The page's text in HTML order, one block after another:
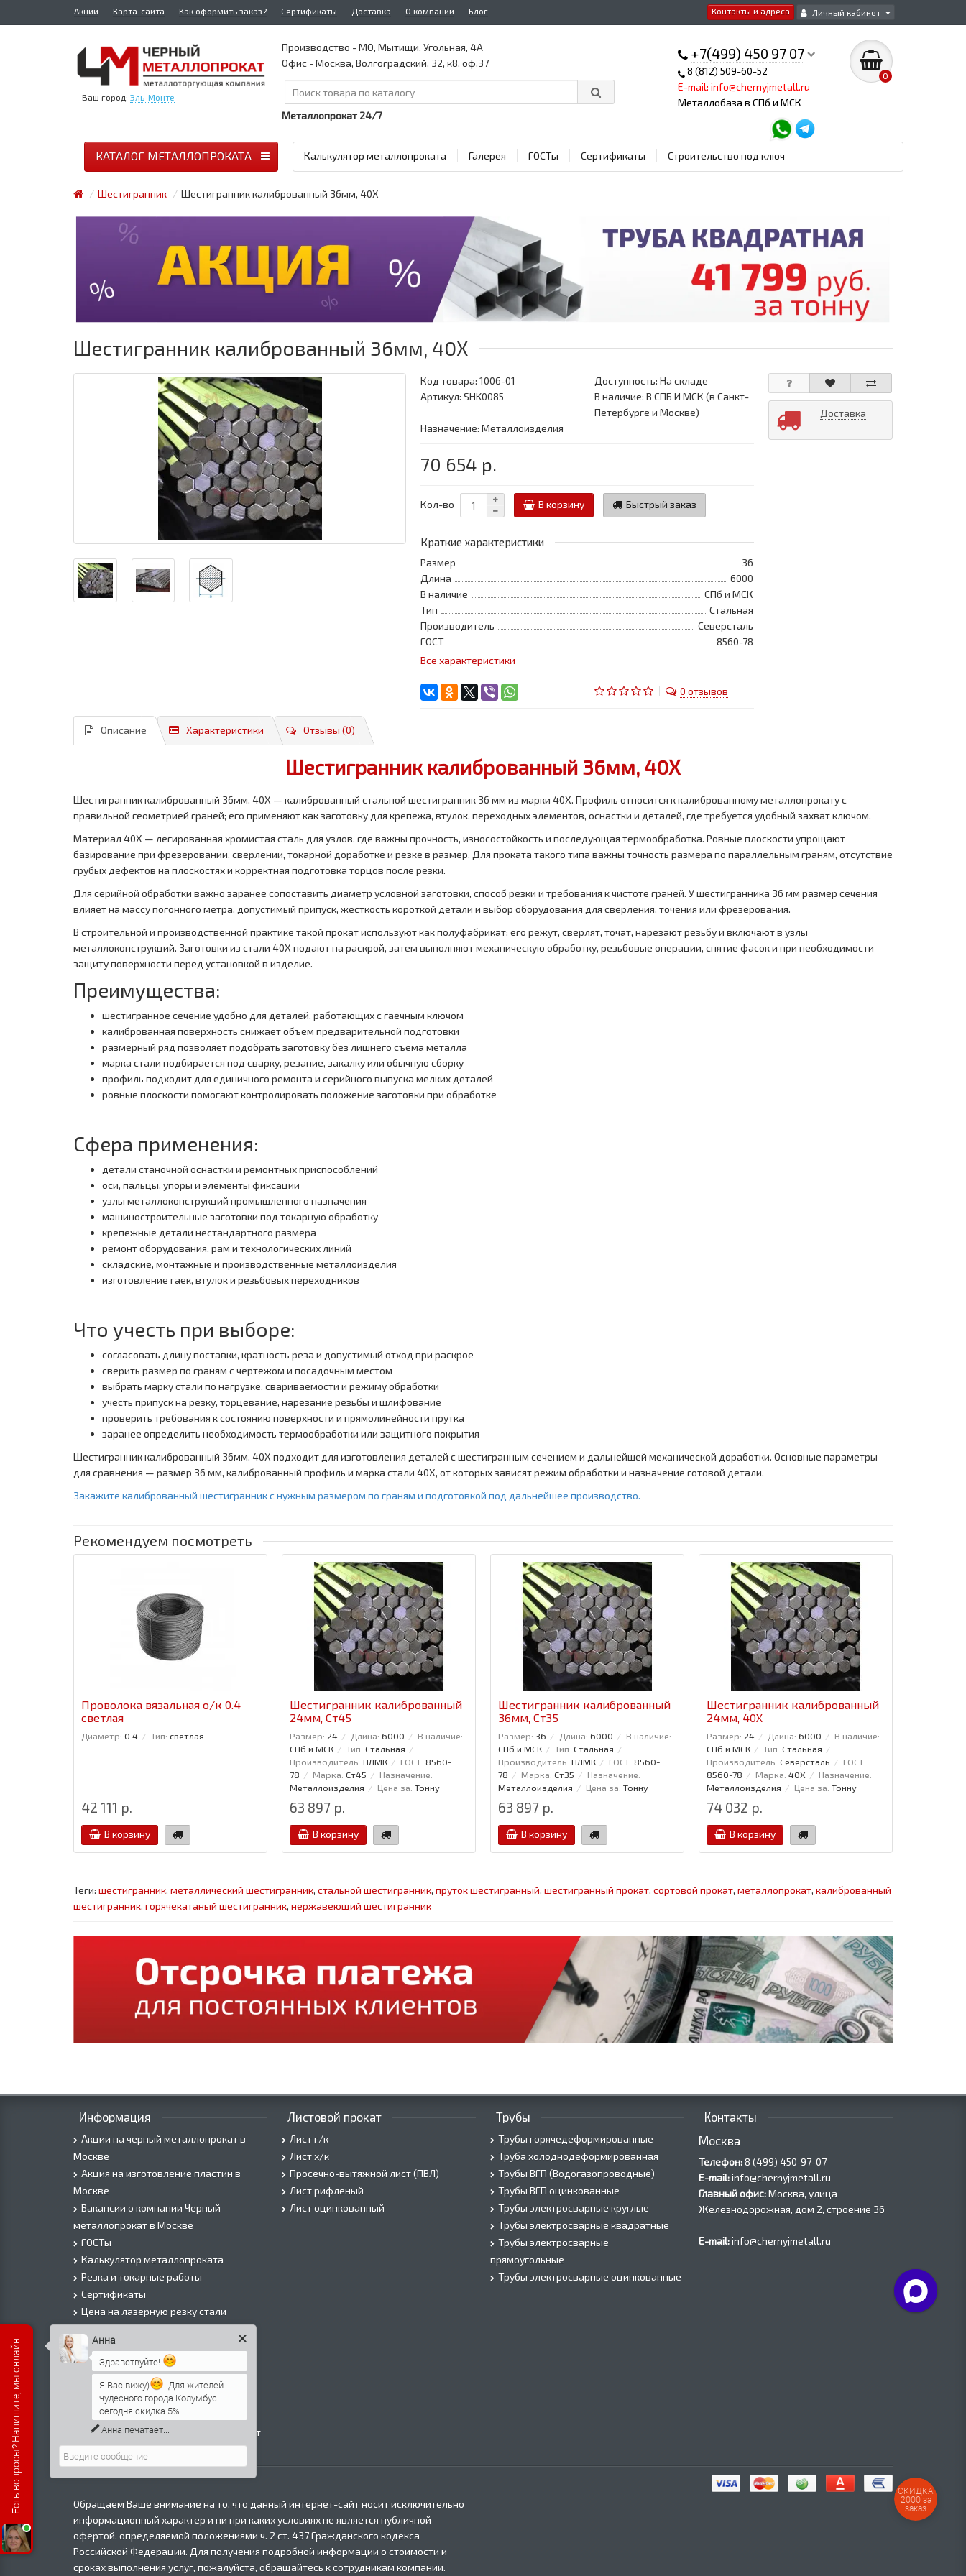
Контакты и адреса Личный кабинет
Акции Карта-сайта Как оформить заказ? Сертификаты Доставка О компании Блог
Ваш город: Эль-Монте
+7(499) 450 97 07
8 (812) 509-60-52
E-mail: info@chernyjmetall.ru
Металлобаза в СПб и МСК
0
Производство - МО, Мытищи, Угольная, 4А
Офис - Москва, Волгоградский, 32, к8, оф.37
Металлопрокат 24/7
Калькулятор металлопроката Галерея ГОСТы Сертификаты Строительство под ключ
КАТАЛОГ МЕТАЛЛОПРОКАТА
Шестигранник Шестигранник калиброванный 36мм, 40Х
Шестигранник калиброванный 36мм, 40Х
Код товара:1006-01
Доступность: На складе
Артикул: SHK0085
В наличие: В СПБ И МСК (в Санкт-
Петербурге и Москве)
Назначение: Металлоизделия
70 654 р.
Кол-во В корзину Быстрый заказ
Краткие характеристики
Размер
36
Длина
6000
В наличие
СПб и МСК
Тип
Стальная
Производитель
Северсталь
ГОСТ
8560-78
Все характеристики
0 отзывов
Доставка
Описание Характеристики Отзывы (0)
Шестигранник калиброванный 36мм, 40Х
Шестигранник калиброванный 36мм, 40Х — калиброванный стальной шестигранник 36 мм из марки 40Х. Профиль относится к калиброванному металлопрокату с
правильной геометрией граней; его применяют как заготовку для крепежа, втулок, переходных элементов, оснастки и деталей, где требуется удобный захват ключом.
Материал 40Х — легированная хромистая сталь для узлов, где важны прочность, износостойкость и последующая термообработка. Ровные плоскости упрощают
базирование при фрезеровании, сверлении, токарной доработке и резке в размер. Для проката такого типа важны точность размера по параллельным граням, отсутствие
грубых дефектов на плоскостях и корректная подготовка торцов после резки.
Для серийной обработки важно заранее сопоставить диаметр условной заготовки, способ резки и требования к чистоте граней. У шестигранника 36 мм размер сечения
влияет на массу погонного метра, допустимый припуск, жесткость короткой детали и выбор оборудования для сверления, точения или фрезерования.
В строительной и производственной практике такой прокат используют как полуфабрикат: его режут, сверлят, точат, нарезают резьбу и включают в узлы
металлоконструкций. Заготовки из стали 40Х подают на раскрой, затем выполняют механическую обработку, резьбовые операции, снятие фасок и при необходимости
защиту поверхности перед установкой в изделие.
Преимущества:
шестигранное сечение удобно для деталей, работающих с гаечным ключом
калиброванная поверхность снижает объем предварительной подготовки
размерный ряд позволяет подобрать заготовку без лишнего съема металла
марка стали подбирается под сварку, резание, закалку или обычную сборку
профиль подходит для единичного ремонта и серийного выпуска мелких деталей
ровные плоскости помогают контролировать положение заготовки при обработке
Сфера применения:
детали станочной оснастки и ремонтных приспособлений
оси, пальцы, упоры и элементы фиксации
узлы металлоконструкций промышленного назначения
машиностроительные заготовки под токарную обработку
крепежные детали нестандартного размера
ремонт оборудования, рам и технологических линий
складские, монтажные и производственные металлоизделия
изготовление гаек, втулок и резьбовых переходников
Что учесть при выборе:
согласовать длину поставки, кратность реза и допустимый отход при раскрое
сверить размер по граням с чертежом и посадочным местом
выбрать марку стали по нагрузке, свариваемости и режиму обработки
учесть припуск на резку, торцевание, нарезание резьбы и шлифование
проверить требования к состоянию поверхности и прямолинейности прутка
заранее определить необходимость термообработки или защитного покрытия
Шестигранник калиброванный 36мм, 40Х подходит для изготовления деталей с шестигранным сечением и дальнейшей механической доработки. Основные параметры
для сравнения — размер 36 мм, калиброванный профиль и марка стали 40Х, от которых зависят режим обработки и назначение готовой детали.
Закажите калиброванный шестигранник с нужным размером по граням и подготовкой под дальнейшее производство.
Рекомендуем посмотреть
Проволока вязальная о/к 0.4
светлая
Диаметр: 0.4 Тип: светлая
42 111 р.
В корзину
Шестигранник калиброванный
24мм, Ст45
Размер: 24 Длина: 6000
В наличие:
СПб и МСК
Тип: Стальная
Производитель: НЛМК ГОСТ: 8560-
78
Марка: Ст45
Назначение:
Металлоизделия
Цена за: Тонну
63 897 р.
В корзину
Шестигранник калиброванный
36мм, Ст35
Размер: 36 Длина: 6000
В наличие:
СПб и МСК
Тип: Стальная
Производитель: НЛМК ГОСТ: 8560-
78
Марка: Ст35
Назначение:
Металлоизделия
Цена за: Тонну
63 897 р.
В корзину
Шестигранник калиброванный
24мм, 40Х
Размер: 24 Длина: 6000
В наличие:
СПб и МСК
Тип: Стальная
Производитель: Северсталь
ГОСТ:
8560-78
Марка: 40Х
Назначение:
Металлоизделия
Цена за: Тонну
74 032 р.
В корзину
Теги: шестигранник, металлический шестигранник, стальной шестигранник, пруток шестигранный, шестигранный прокат, сортовой прокат, металлопрокат, калиброванный
шестигранник, горячекатаный шестигранник, нержавеющий шестигранник
Информация
Акции на черный металлопрокат в
Москве
Акция на изготовление пластин в
Москве
Вакансии о компании Черный
металлопрокат в Москве
ГОСТы
Калькулятор металлопроката
Резка и токарные работы
Сертификаты
Цена на лазерную резку стали
Цена на плазменую резку стали
Цена на резку газом или болгаркой
О Компании
Информация о доставке
Политика безопасности
Контакты
Прайс лист на черный металлопрокат
в Москве
Листовой прокат
Лист г/к
Лист х/к
Просечно-вытяжной лист (ПВЛ)
Лист рифленый
Лист оцинкованный
Трубы
Трубы горячедеформированные
Труба холоднодеформированная
Трубы ВГП (Водогазопроводные)
Трубы ВГП оцинкованные
Трубы электросварные круглые
Трубы электросварные квадратные
Трубы электросварные
прямоугольные
Трубы электросварные оцинкованные
Контакты
Москва
Телефон:8 (499) 450‑97-07
E-mail:info@chernyjmetall.ru
Главный офис:Москва, улица
Железнодорожная, дом 2, строение 36
E-mail:info@chernyjmetall.ru
Обращаем Ваше внимание на то, что данный интернет-сайт носит исключительно
информационный характер и ни при каких условиях не является публичной
офертой, определяемой положениями ч. 2 ст. 437 Гражданского кодекса
Российской Федерации. Для получения подробной информации о стоимости и
сроках выполнения услуг, пожалуйста, обращайтесь к сотрудникам компании.
СКИДКА
2000 за
заказ
Есть вопросы? Напишите, мы онлайн Анна
Здравствуйте!
Я Вас вижу)
. Для жителей
чудесного города Колумбус
сегодня скидка 5%
Анна печатает...